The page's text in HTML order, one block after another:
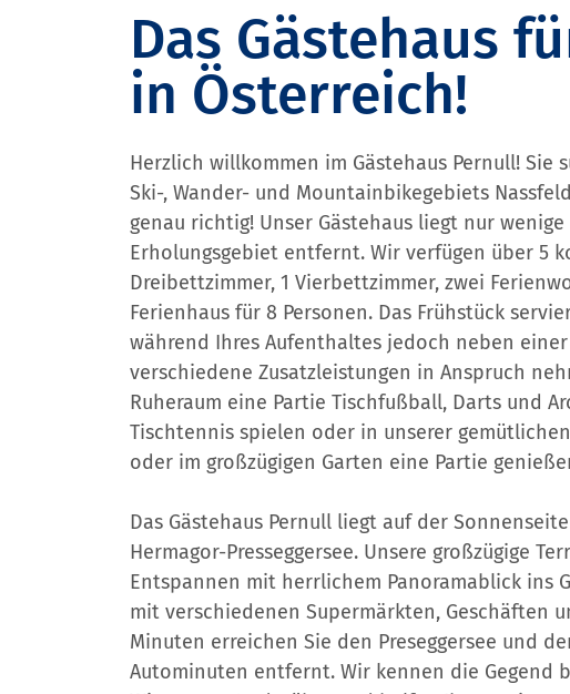
Das Gästehaus
in Österreich!
Herzlich willkommen im Gästehaus Pernull!
Ski-, Wander- und Mountainbikegebiets
genau richtig! Unser Gästehaus liegt nur
Erholungsgebiet entfernt. Wir verfügen über 5
Dreibettzimmer, 1 Vierbettzimmer, zwei
Ferienhaus für 8 Personen. Das Frühstück
während Ihres Aufenthaltes jedoch neben
verschiedene Zusatzleistungen in Anspruch
Ruheraum eine Partie Tischfußball, Darts und
Tischtennis spielen oder in unserer
oder im großzügigen Garten eine Partie
Das Gästehaus Pernull liegt auf der
Hermagor-Presseggersee. Unsere großzügige
Entspannen mit herrlichem Panoramablick ins
mit verschiedenen Supermärkten, Geschäften
Minuten erreichen Sie den Preseggersee und
Autominuten entfernt. Wir kennen die Gegend